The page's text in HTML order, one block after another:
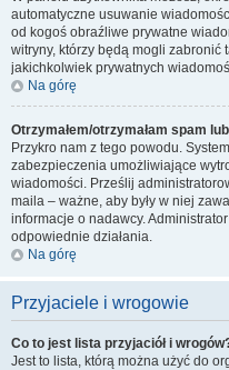
automatyczne usuwanie
od kogoś obraźliwe prywatne
witryny, którzy będą mogli zabronić
jakichkolwiek prywatnych
Na górę
Otrzymałem/otrzymałam spam
Przykro nam z tego powodu.
zabezpieczenia umożliwiające
wiadomości. Prześlij
maila – ważne, aby były w niej
informacje o nadawcy.
odpowiednie działania.
Na górę
Przyjaciele i wrogowie
Co to jest lista przyjaciół i
Jest to lista, którą można użyć do